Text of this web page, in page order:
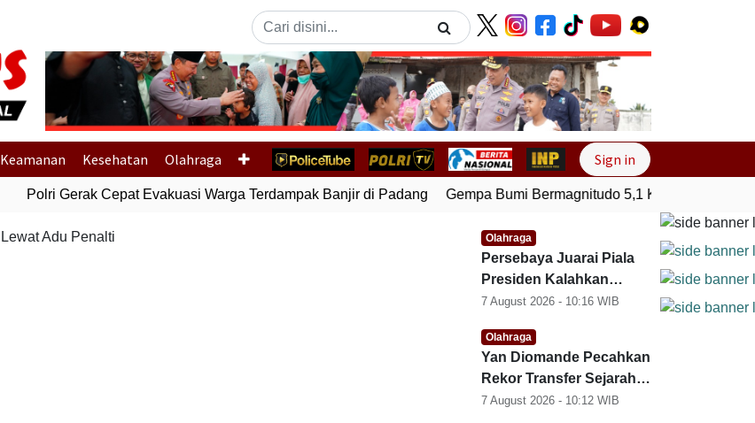
Previous Next
Keamanan Kesehatan Olahraga Sign in
Polri Gerak Cepat Evakuasi Warga Terdampak Banjir di Padang Gempa Bumi Bermagnitudo 5,1 Kembali Guncang
Olahraga
Persebaya Juarai Piala
Presiden Kalahkan
Persib Lewat Adu Penalti
7 August 2026 - 10:16 WIB
Olahraga
Yan Diomande Pecahkan
Rekor Transfer Sejarah
Sepak Bola Eropa
7 August 2026 - 10:12 WIB